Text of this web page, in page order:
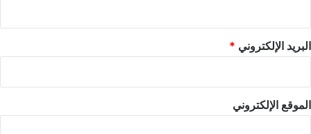
البريد الإلكتروني *
الموقع الإلكتروني